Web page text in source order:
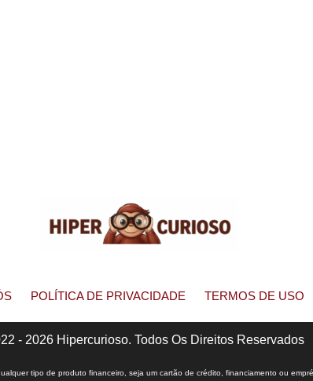
POLÍTICA DE PRIVACIDADE TERMOS DE USO
- 2026 Hipercurioso. Todos Os Direitos Reservados
tipo de produto financeiro, seja um cartão de crédito, financiamento ou